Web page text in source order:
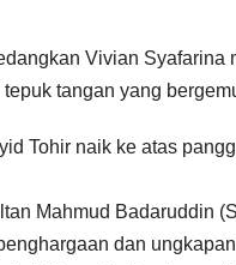
Vivian Syafarina
tangan yang
Tohir naik ke atas
Mahmud Badaruddin
dan